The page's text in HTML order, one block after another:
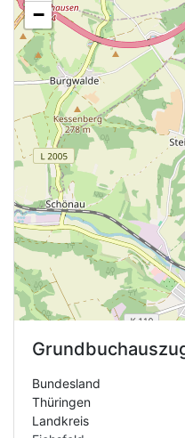
−
Bundesland
Thüringen
Landkreis